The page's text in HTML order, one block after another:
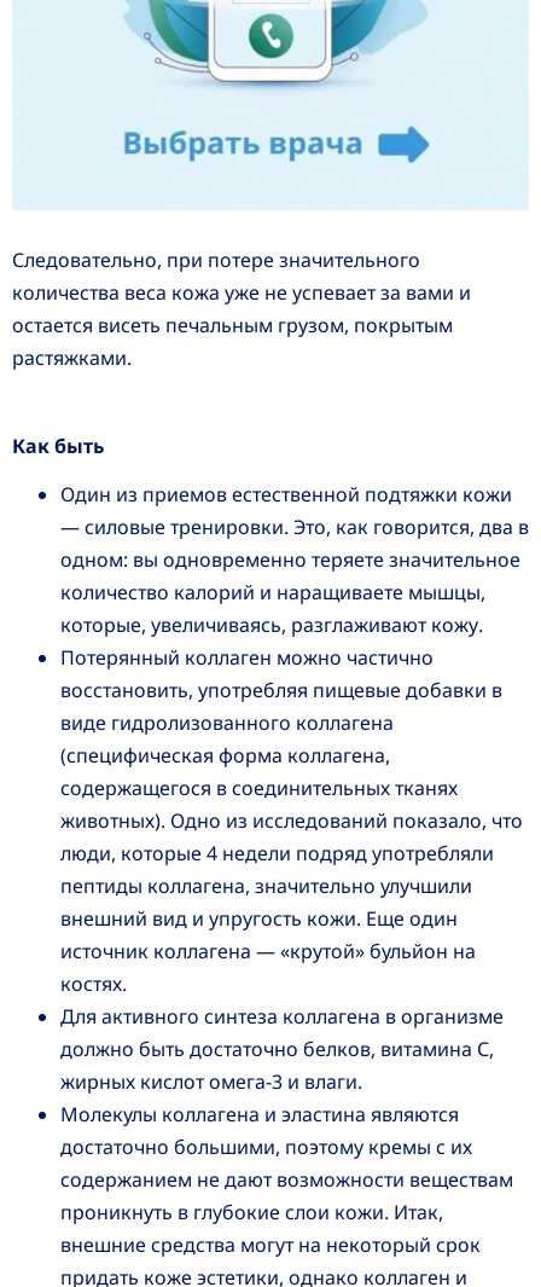
Следовательно, при потере значительного
количества веса кожа уже не успевает за вами и
остается висеть печальным грузом, покрытым
растяжками.
Как быть
Один из приемов естественной подтяжки кожи
— силовые тренировки. Это, как говорится, два в
одном: вы одновременно теряете значительное
количество калорий и наращиваете мышцы,
которые, увеличиваясь, разглаживают кожу.
Потерянный коллаген можно частично
восстановить, употребляя пищевые добавки в
виде гидролизованного коллагена
(специфическая форма коллагена,
содержащегося в соединительных тканях
животных). Одно из исследований показало, что
люди, которые 4 недели подряд употребляли
пептиды коллагена, значительно улучшили
внешний вид и упругость кожи. Еще один
источник коллагена — «крутой» бульйон на
костях.
Для активного синтеза коллагена в организме
должно быть достаточно белков, витамина С,
жирных кислот омега-3 и влаги.
Молекулы коллагена и эластина являются
достаточно большими, поэтому кремы с их
содержанием не дают возможности веществам
проникнуть в глубокие слои кожи. Итак,
внешние средства могут на некоторый срок
придать коже эстетики, однако коллаген и